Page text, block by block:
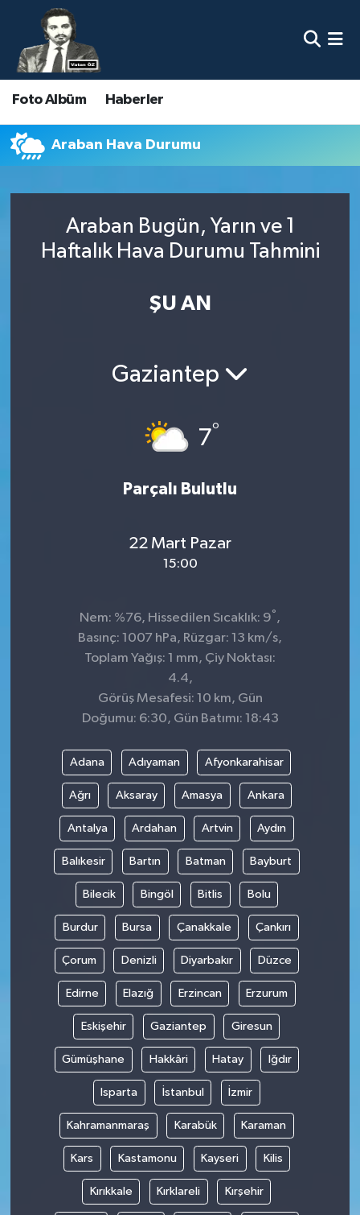
Foto Albüm Haberler
Araban Hava Durumu
Araban Bugün, Yarın ve 1
Haftalık Hava Durumu Tahmini
ŞU AN
Gaziantep
7°
Parçalı Bulutlu
22 Mart Pazar
15:00
Nem: %76, Hissedilen Sıcaklık: 9° ,
Basınç: 1007 hPa, Rüzgar: 13 km/s,
Toplam Yağış: 1 mm, Çiy Noktası:
4.4,
Görüş Mesafesi: 10 km, Gün
Doğumu: 6:30, Gün Batımı: 18:43
Adana Adıyaman Afyonkarahisar
Ağrı Aksaray Amasya Ankara
Antalya Ardahan Artvin Aydın
Balıkesir Bartın Batman Bayburt
Bilecik Bingöl Bitlis Bolu
Burdur Bursa Çanakkale Çankırı
Çorum Denizli Diyarbakır Düzce
Edirne Elazığ Erzincan Erzurum
Eskişehir Gaziantep Giresun
Gümüşhane Hakkâri Hatay Iğdır
Isparta İstanbul İzmir
Kahramanmaraş Karabük Karaman
Kars Kastamonu Kayseri Kilis
Kırıkkale Kırklareli Kırşehir
Nöbetçi Eczaneler
Hava Durumu
Namaz Vakitleri
Süper Lig Puan Durumu ve Fikstür
Son Dakika Haberleri